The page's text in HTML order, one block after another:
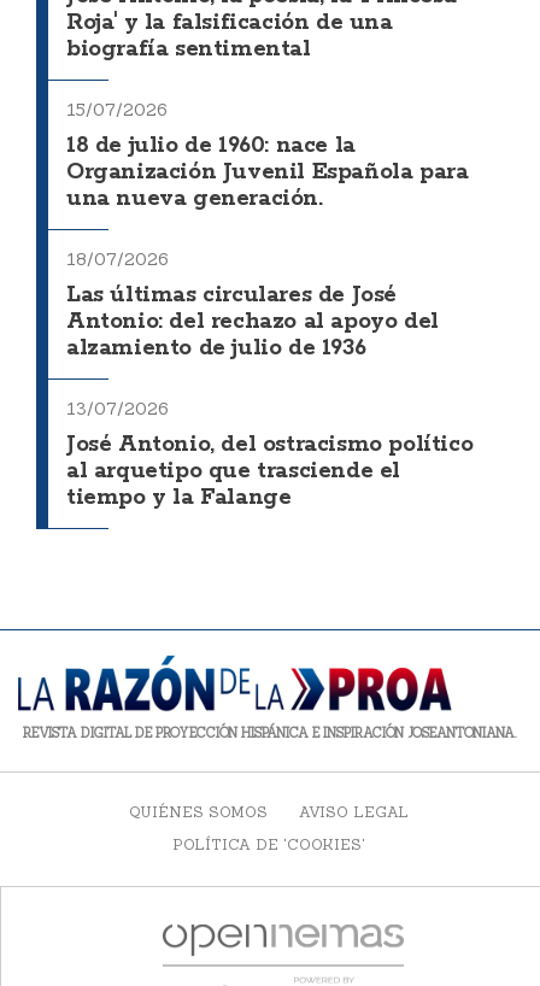
Roja' y la falsificación de una
biografía sentimental
15/07/2026
18 de julio de 1960: nace la
Organización Juvenil Española para
una nueva generación.
18/07/2026
Las últimas circulares de José
Antonio: del rechazo al apoyo del
alzamiento de julio de 1936
13/07/2026
José Antonio, del ostracismo político
al arquetipo que trasciende el
tiempo y la Falange
REVISTA DIGITAL DE PROYECCIÓN HISPÁNICA E INSPIRACIÓN JOSEANTONIANA.
QUIÉNES SOMOS
AVISO LEGAL
POLÍTICA DE 'COOKIES'